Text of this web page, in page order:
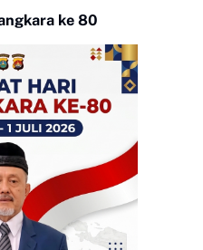
ke 80